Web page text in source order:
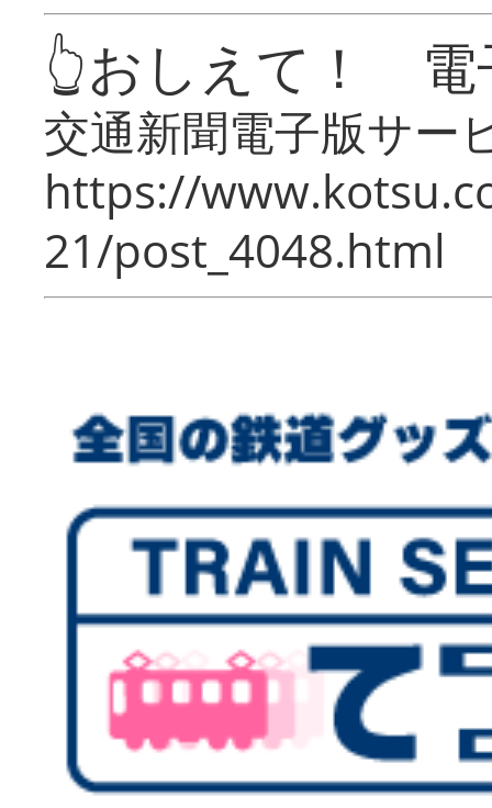
👆おしえて！ 電
交通新聞電子版サー
https://
21/post_4048.html